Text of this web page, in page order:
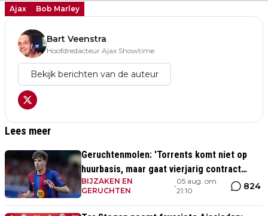
Ajax Bob Marley
Bart Veenstra
Hoofdredacteur Ajax Showtime
Bekijk berichten van de auteur
Lees meer
Geruchtenmolen: 'Torrents komt niet op
huurbasis, maar gaat vierjarig contract
tekenen bij Ajax'
BIJZAKEN EN
GERUCHTEN
•
05 aug. om
21:10
824